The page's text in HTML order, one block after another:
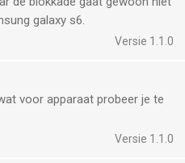
galaxy s6.
Versie 1.1.0
voor apparaat probeer je te
Versie 1.1.0